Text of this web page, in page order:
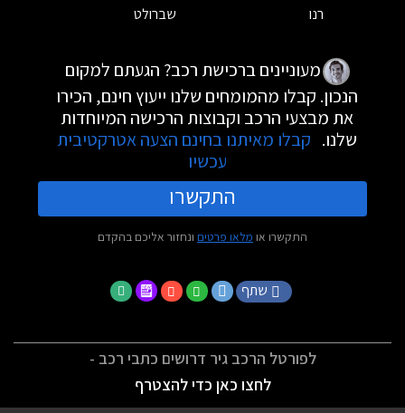
רנו
שברולט
מעוניינים ברכישת רכב? הגעתם למקום
הנכון. קבלו מהמומחים שלנו ייעוץ חינם, הכירו
את מבצעי הרכב וקבוצות הרכישה המיוחדות
שלנו. קבלו מאיתנו בחינם הצעה אטרקטיבית
עכשיו
התקשרו
התקשרו או מלאו פרטים ונחזור אליכם בהקדם
שתף
לפורטל הרכב גיר דרושים כתבי רכב -
לחצו כאן כדי להצטרף